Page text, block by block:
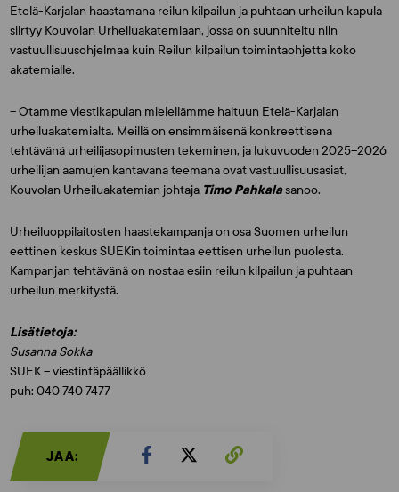
Etelä-Karjalan haastamana reilun kilpailun ja puhtaan urheilun kapula
siirtyy Kouvolan Urheiluakatemiaan, jossa on suunniteltu niin
vastuullisuusohjelmaa kuin Reilun kilpailun toimintaohjetta koko
akatemialle.
– Otamme viestikapulan mielellämme haltuun Etelä-Karjalan
urheiluakatemialta. Meillä on ensimmäisenä konkreettisena
tehtävänä urheilijasopimusten tekeminen, ja lukuvuoden 2025–2026
urheilijan aamujen kantavana teemana ovat vastuullisuusasiat,
Kouvolan Urheiluakatemian johtaja Timo Pahkalasanoo.
Urheiluoppilaitosten haastekampanja on osa Suomen urheilun
eettinen keskus SUEKin toimintaa eettisen urheilun puolesta.
Kampanjan tehtävänä on nostaa esiin reilun kilpailun ja puhtaan
urheilun merkitystä.
Lisätietoja:
Susanna Sokka
SUEK – viestintäpäällikkö
puh: 040 740 7477
JAA: